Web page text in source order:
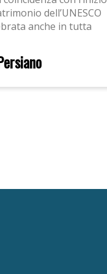
dell’UNESCO
anche in tutta